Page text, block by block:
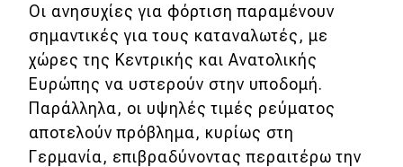
Οι ανησυχίες για φόρτιση παραμένουν
σημαντικές για τους καταναλωτές, με
χώρες της Κεντρικής και Ανατολικής
Ευρώπης να υστερούν στην υποδομή.
Παράλληλα, οι υψηλές τιμές ρεύματος
αποτελούν πρόβλημα, κυρίως στη
Γερμανία, επιβραδύνοντας περαιτέρω την